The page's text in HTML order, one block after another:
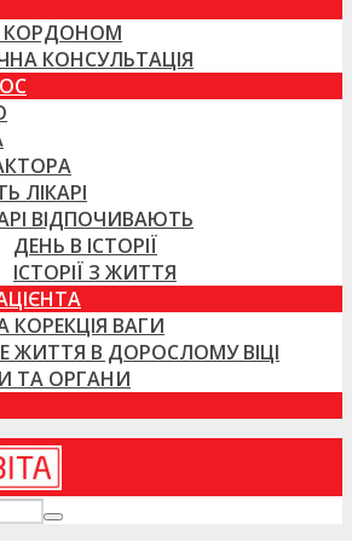
КОРДОНОМ
КОНСУЛЬТАЦІЯ
ЛІКАРІ
ВІДПОЧИВАЮТЬ
ДЕНЬ В ІСТОРІЇ
ІСТОРІЇ З ЖИТТЯ
КОРЕКЦІЯ ВАГИ
ЖИТТЯ В ДОРОСЛОМУ ВІЦІ
ТА ОРГАНИ